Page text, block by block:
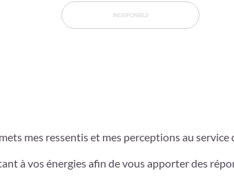
INDISPONIBLE
mes ressentis et mes perceptions au service
à vos énergies afin de vous apporter des